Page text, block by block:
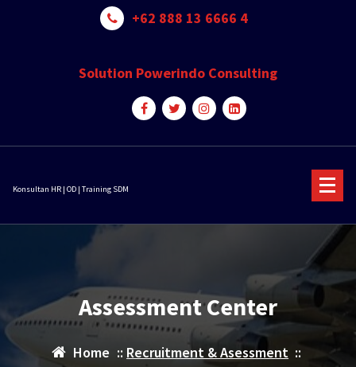
+62 888 13 6666 4
Solution Powerindo Consulting
Konsultan HR | OD | Training SDM
Assessment Center
Home :: Recruitment & Asessment ::